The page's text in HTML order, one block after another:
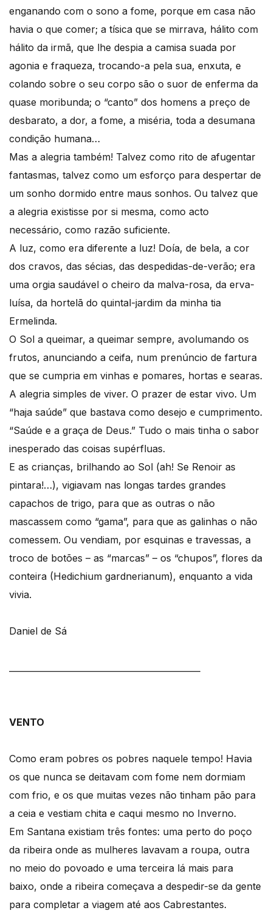
enganando com o sono a fome, porque em casa não
havia o que comer; a tísica que se mirrava, hálito com
hálito da irmã, que lhe despia a camisa suada por
agonia e fraqueza, trocando-a pela sua, enxuta, e
colando sobre o seu corpo são o suor de enferma da
quase moribunda; o “canto” dos homens a preço de
desbarato, a dor, a fome, a miséria, toda a desumana
condição humana…
Mas a alegria também! Talvez como rito de afugentar
fantasmas, talvez como um esforço para despertar de
um sonho dormido entre maus sonhos. Ou talvez que
a alegria existisse por si mesma, como acto
necessário, como razão suficiente.
A luz, como era diferente a luz! Doía, de bela, a cor
dos cravos, das sécias, das despedidas-de-verão; era
uma orgia saudável o cheiro da malva-rosa, da erva-
luísa, da hortelã do quintal-jardim da minha tia
Ermelinda.
O Sol a queimar, a queimar sempre, avolumando os
frutos, anunciando a ceifa, num prenúncio de fartura
que se cumpria em vinhas e pomares, hortas e searas.
A alegria simples de viver. O prazer de estar vivo. Um
“haja saúde” que bastava como desejo e cumprimento.
“Saúde e a graça de Deus.” Tudo o mais tinha o sabor
inesperado das coisas supérfluas.
E as crianças, brilhando ao Sol (ah! Se Renoir as
pintara!…), vigiavam nas longas tardes grandes
capachos de trigo, para que as outras o não
mascassem como “gama”, para que as galinhas o não
comessem. Ou vendiam, por esquinas e travessas, a
troco de botões – as “marcas” – os “chupos”, flores da
conteira (Hedichium gardnerianum), enquanto a vida
vivia.
Daniel de Sá
VENTO
Como eram pobres os pobres naquele tempo! Havia
os que nunca se deitavam com fome nem dormiam
com frio, e os que muitas vezes não tinham pão para
a ceia e vestiam chita e caqui mesmo no Inverno.
Em Santana existiam três fontes: uma perto do poço
da ribeira onde as mulheres lavavam a roupa, outra
no meio do povoado e uma terceira lá mais para
baixo, onde a ribeira começava a despedir-se da gente
para completar a viagem até aos Cabrestantes.